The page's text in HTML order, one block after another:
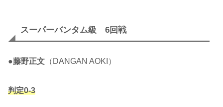
スーパーバンタム級 6回戦
●藤野正文 （DANGAN AOKI）
判定0-3